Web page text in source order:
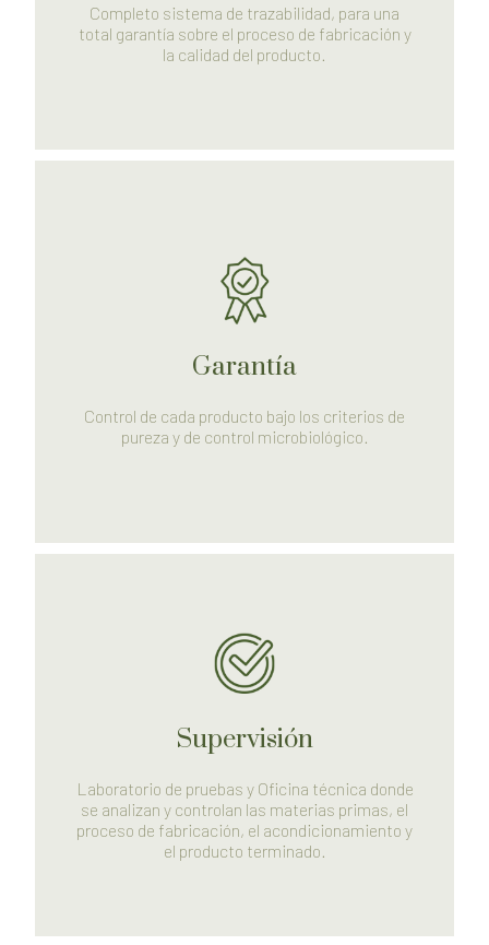
Completo sistema de trazabilidad, para una
total garantía sobre el proceso de fabricación y
la calidad del producto.
Garantía
Control de cada producto bajo los criterios de
pureza y de control microbiológico.
Supervisión
Laboratorio de pruebas y Oficina técnica donde
se analizan y controlan las materias primas, el
proceso de fabricación, el acondicionamiento y
el producto terminado.